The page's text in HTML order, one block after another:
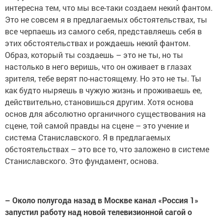
интересна тем, что мы все-таки создаем некий фантом.
Это не совсем я в предлагаемых обстоятельствах, ты
все черпаешь из самого себя, представляешь себя в
этих обстоятельствах и рождаешь некий фантом.
Образ, который ты создаешь – это не ты, но ты
настолько в него веришь, что он оживает в глазах
зрителя, тебе верят по-настоящему. Но это не ты. Ты
как будто ныряешь в чужую жизнь и проживаешь ее,
действительно, становишься другим. Хотя основа
основ для абсолютно органичного существования на
сцене, той самой правды на сцене – это учение и
система Станиславского. Я в предлагаемых
обстоятельствах – это все то, что заложено в системе
Станиславского. Это фундамент, основа.
– Около полугода назад в Москве канал «Россия 1»
запустил работу над новой телевизионной сагой о